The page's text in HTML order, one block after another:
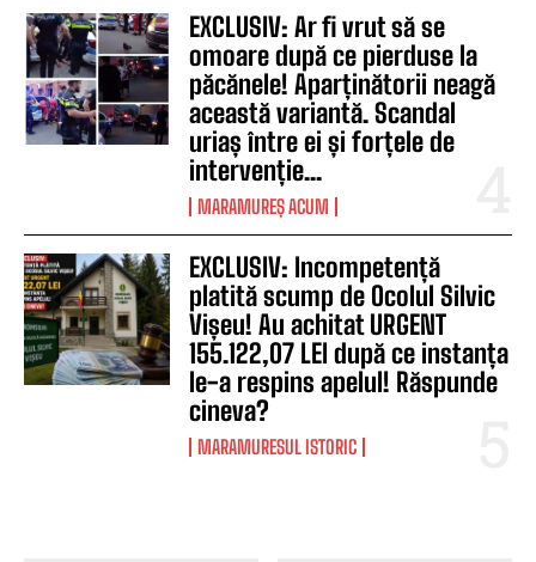
EXCLUSIV: Ar fi vrut să se
omoare după ce pierduse la
păcănele! Aparținătorii neagă
această variantă. Scandal
uriaș între ei și forțele de
intervenție...
MARAMUREȘ ACUM
EXCLUSIV: Incompetență
platită scump de Ocolul Silvic
Vișeu! Au achitat URGENT
155.122,07 LEI după ce instanța
le-a respins apelul! Răspunde
cineva?
MARAMURESUL ISTORIC